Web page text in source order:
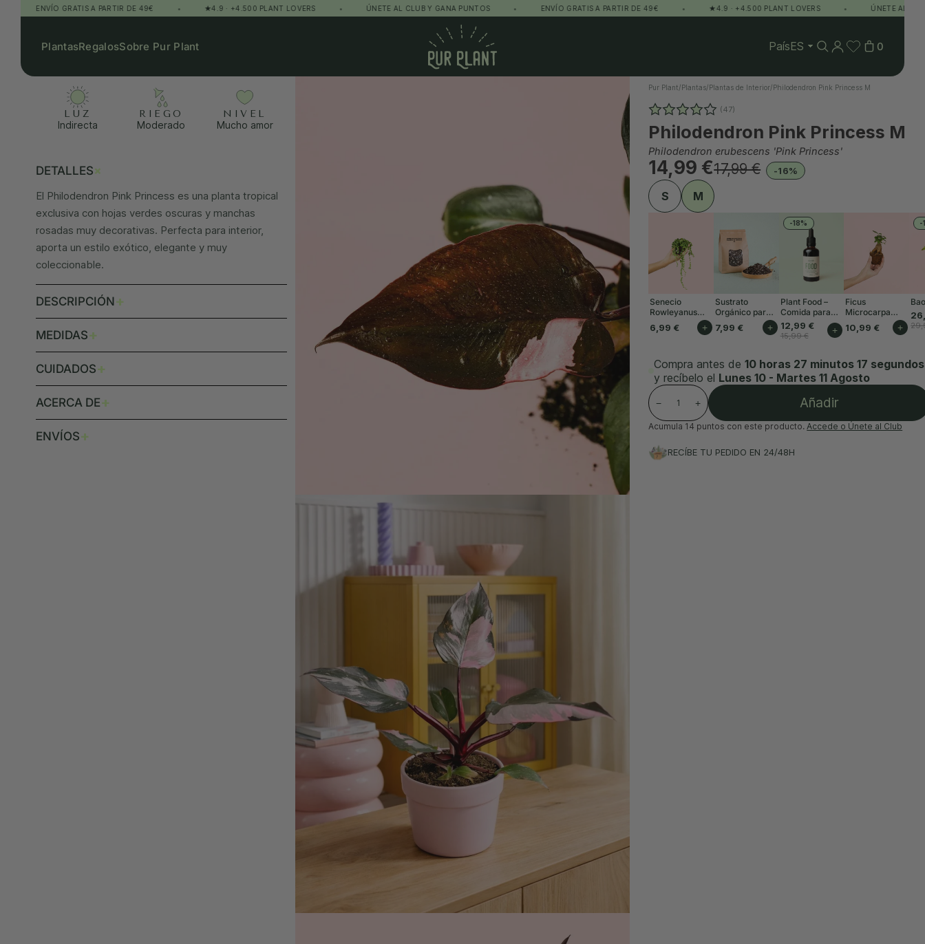
ENVÍO GRATIS A PARTIR DE 49€ • ★4.9 · +4.500 PLANT LOVERS • ÚNETE AL CLUB Y GANA PUNTOS • ENVÍO GRATIS A PARTIR DE 49€ • ★4.9 · +4.500 PLANT LOVERS • ÚNETE AL CLUB Y
PlantasRegalosSobre Pur Plant
Pur Plant
País
0
Pur Plant/Plantas/Plantas de Interior/Philodendron Pink Princess M
(47)
Philodendron Pink Princess M
Philodendron erubescens 'Pink Princess'
14,99 €17,99 € -16%
S M
Senecio
Rowleyanus
Mini
6,99 € +
Sustrato
Orgánico para
Plantas de
Interior 3L
7,99 € +
-18%
Plant Food –
Comida para
Plantas Interior
50ml
12,99 €
15,99 € +
Ficus
Microcarpa
Mini
10,99 € +
-
Compra antes de10 horas 27 minutos 15 segundos
y recíbelo el Lunes 10 - Martes 11 Agosto
− + Añadir
Acumula 14 puntos con este producto.Accede o Únete al Club
RECÍBE TU PEDIDO EN 24/48H
LUZ
Indirecta
RIEGO
Moderado
NIVEL
Mucho amor
DETALLES+
El Philodendron Pink Princess es una planta tropical
exclusiva con hojas verdes oscuras y manchas
rosadas muy decorativas. Perfecta para interior,
aporta un estilo exótico, elegante y muy
coleccionable.
DESCRIPCIÓN +
MEDIDAS+
CUIDADOS+
ACERCA DE+
ENVÍOS+